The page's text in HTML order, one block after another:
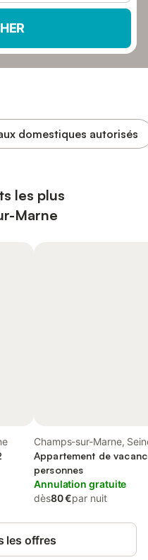
domestiques autorisés
les plus
Marne
Champs-sur-Marne,
Appartement de
personnes
Annulation gratuite
dès80 €par nuit
les offres